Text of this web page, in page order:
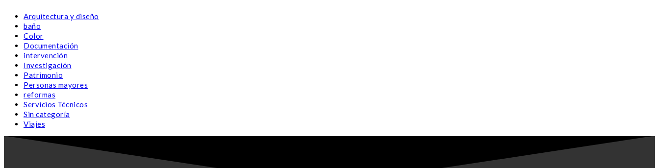
Arquitectura y diseño
baño
Color
Documentación
intervención
Investigación
Patrimonio
Personas mayores
reformas
Servicios Técnicos
Sin categoría
Viajes